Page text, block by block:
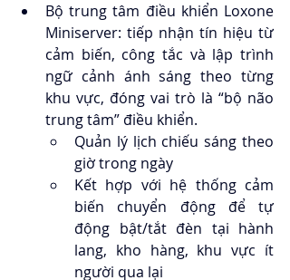
Bộ trung tâm điều khiển Loxone
Miniserver: tiếp nhận tín hiệu từ
cảm biến, công tắc và lập trình
ngữ cảnh ánh sáng theo từng
khu vực, đóng vai trò là “bộ não
trung tâm” điều khiển.
Quản lý lịch chiếu sáng theo
giờ trong ngày
Kết hợp với hệ thống cảm
biến chuyển động để tự
động bật/tắt đèn tại hành
lang, kho hàng, khu vực ít
người qua lại